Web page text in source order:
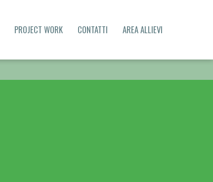
PROJECT WORK CONTATTI AREA ALLIEVI